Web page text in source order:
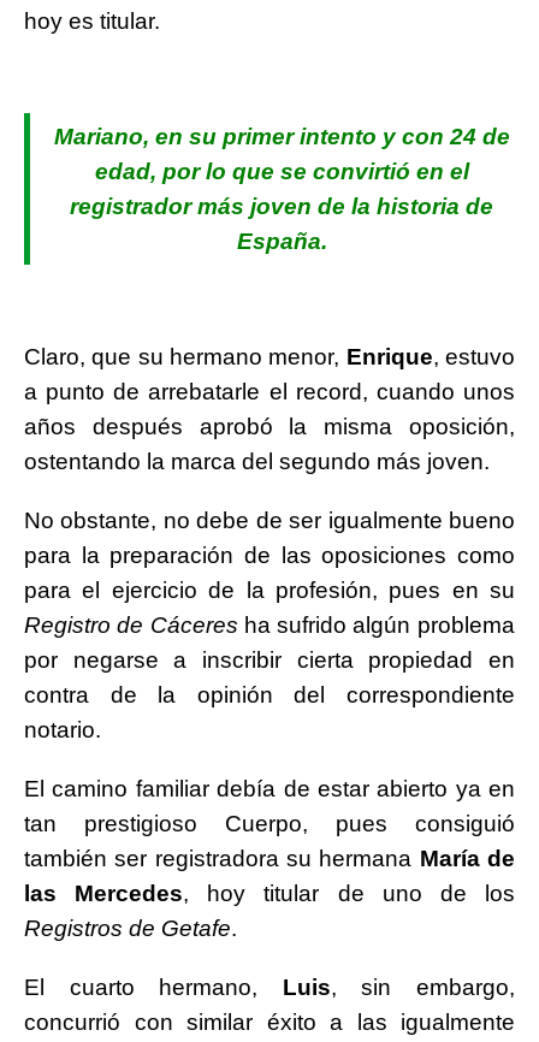
hoy es titular.
Mariano, en su primer intento y con 24 de
edad, por lo que se convirtió en el
registrador más joven de la historia de
España.
Claro, que su hermano menor, Enrique, estuvo
a punto de arrebatarle el record, cuando unos
años después aprobó la misma oposición,
ostentando la marca del segundo más joven.
No obstante, no debe de ser igualmente bueno
para la preparación de las oposiciones como
para el ejercicio de la profesión, pues en su
Registro de Cáceres ha sufrido algún problema
por negarse a inscribir cierta propiedad en
contra de la opinión del correspondiente
notario.
El camino familiar debía de estar abierto ya en
tan prestigioso Cuerpo, pues consiguió
también ser registradora su hermana María de
las
Mercedes, hoy titular de uno de los
Registros de Getafe.
El cuarto hermano, Luis, sin embargo,
concurrió con similar éxito a las igualmente